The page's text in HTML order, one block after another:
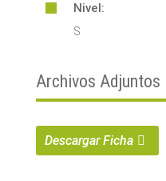
Nivel:
S
Archivos Adjuntos
Descargar Ficha